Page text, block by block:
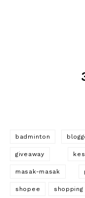
badminton
giveaway
masak-masak
shopee shopping